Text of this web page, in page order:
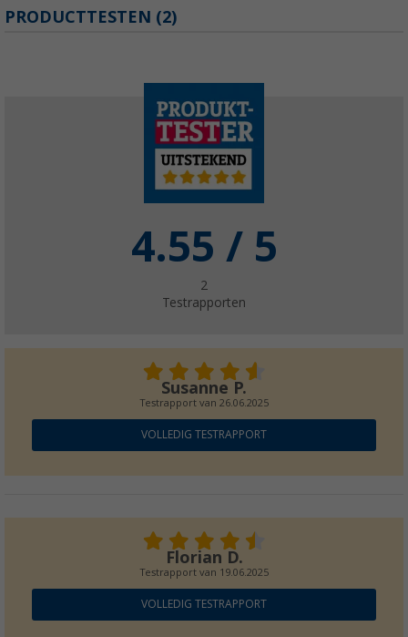
Berger WC Soft toiletpapier (4 rollen)
Berger Eco Clean spoelwaterconcentraat 1
PRODUCTTESTEN (2)
4.55 / 5
2
Testrapporten
Susanne P.
Testrapport van 26.06.2025
VOLLEDIG TESTRAPPORT
Florian D.
Testrapport van 19.06.2025
VOLLEDIG TESTRAPPORT